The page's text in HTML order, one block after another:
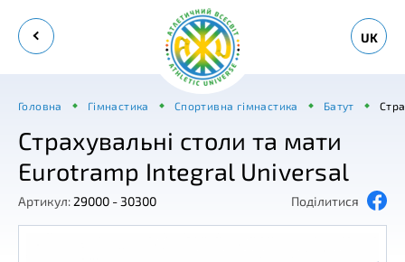
UK
Головна Гімнастика Спортивна гімнастика Батут
Артикул: 29000 - 30300 Поділитися
Страхувальні столи та мати
Eurotramp Integral Universal